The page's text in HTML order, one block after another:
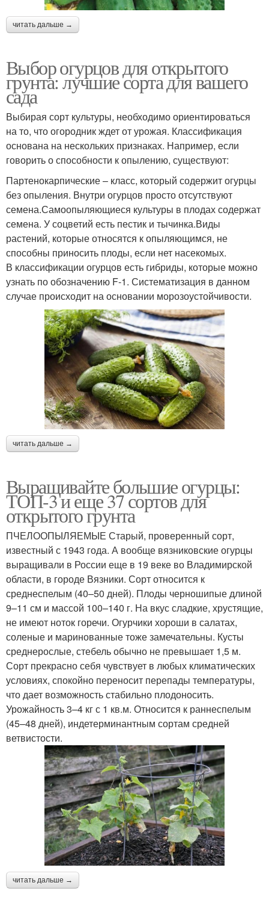
читать дальше →
Выбор огурцов для открытого
грунта: лучшие сорта для вашего
сада
Выбирая сорт культуры, необходимо ориентироваться
на то, что огородник ждет от урожая. Классификация
основана на нескольких признаках. Например, если
говорить о способности к опылению, существуют:
Партенокарпические – класс, который содержит огурцы
без опыления. Внутри огурцов просто отсутствуют
семена.Самоопыляющиеся культуры в плодах содержат
семена. У соцветий есть пестик и тычинка.Виды
растений, которые относятся к опыляющимся, не
способны приносить плоды, если нет насекомых.
В классификации огурцов есть гибриды, которые можно
узнать по обозначению F-1. Систематизация в данном
случае происходит на основании морозоустойчивости.
читать дальше →
Выращивайте большие огурцы:
ТОП-3 и еще 37 сортов для
открытого грунта
ПЧЕЛООПЫЛЯЕМЫЕ Старый, проверенный сорт,
известный с 1943 года. А вообще вязниковские огурцы
выращивали в России еще в 19 веке во Владимирской
области, в городе Вязники. Сорт относится к
среднеспелым (40–50 дней). Плоды черношипые длиной
9–11 см и массой 100–140 г. На вкус сладкие, хрустящие,
не имеют ноток горечи. Огурчики хороши в салатах,
соленые и маринованные тоже замечательны. Кусты
среднерослые, стебель обычно не превышает 1,5 м.
Сорт прекрасно себя чувствует в любых климатических
условиях, спокойно переносит перепады температуры,
что дает возможность стабильно плодоносить.
Урожайность 3–4 кг с 1 кв.м. Относится к раннеспелым
(45–48 дней), индетерминантным сортам средней
ветвистости.
читать дальше →